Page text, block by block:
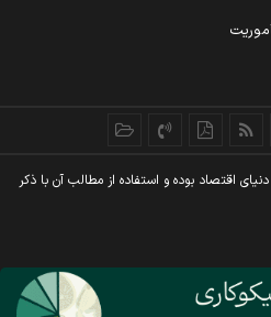
اقتصاد بوده و استفاده از مطالب آن با ذکر